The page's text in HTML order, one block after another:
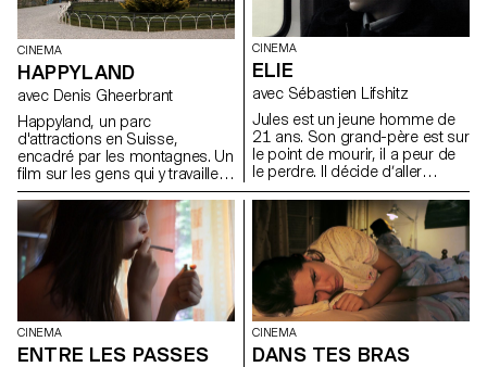
CINEMA
HAPPYLAND
avec Denis Gheerbrant
Happyland, un parc
d'attractions en Suisse,
encadré par les montagnes. Un
film sur les gens qui y travaillent,
deux femmes, l'une jeune,
l'autre moins.
CINEMA
ELIE
avec Sébastien Lifshitz
Jules est un jeune homme de
21 ans. Son grand-père est sur
le point de mourir, il a peur de
le perdre. Il décide dʼaller
chercher le Rabbin que son
grand-père a bien connu. A
travers ce voyage, Jules
sʼémancipe et fait le deuil de
son grand-père.
CINEMA
ENTRE LES PASSES
CINEMA
DANS TES BRAS